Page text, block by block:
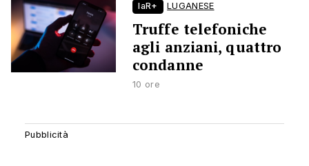
laR+ LUGANESE
Truffe telefoniche
agli anziani, quattro
condanne
10 ore